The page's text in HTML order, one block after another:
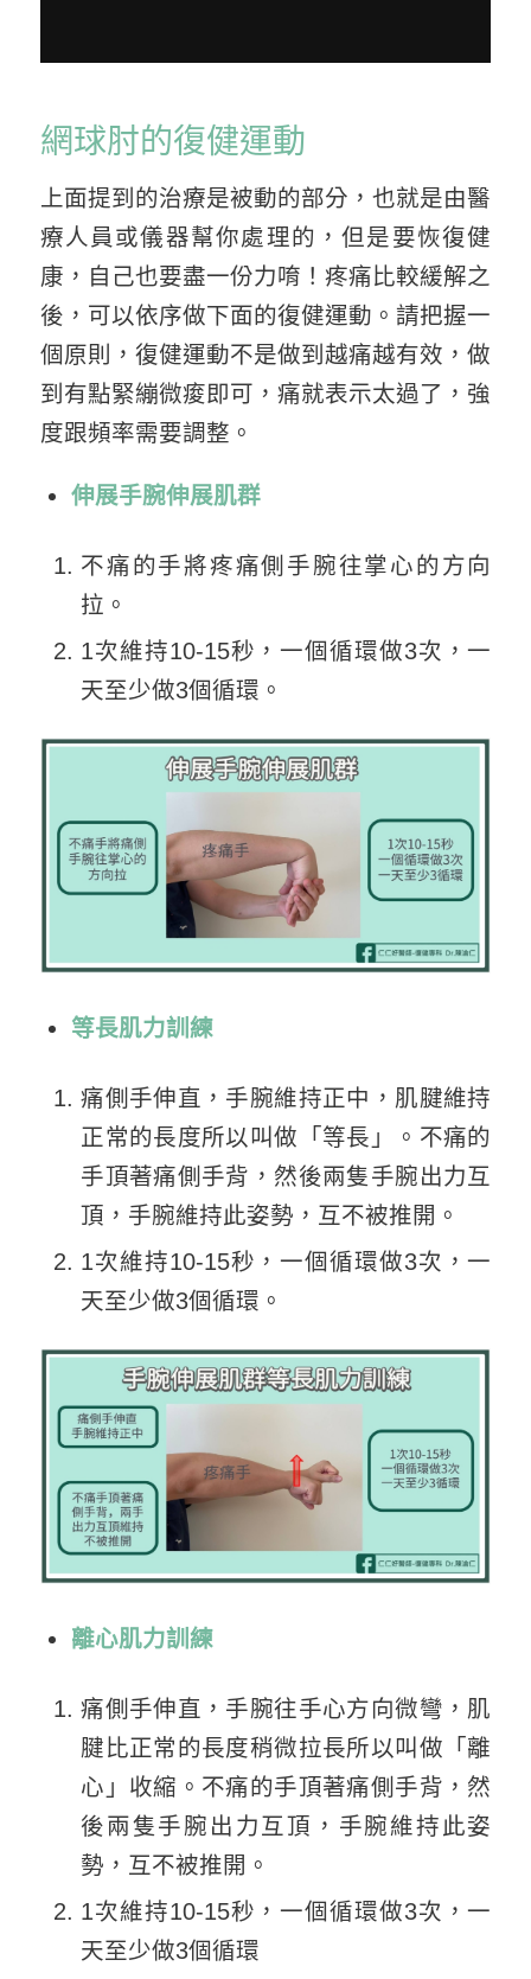
網球肘的復健運動
上面提到的治療是被動的部分，也就是由醫
療人員或儀器幫你處理的，但是要恢復健
康，自己也要盡一份力唷！疼痛比較緩解之
後，可以依序做下面的復健運動。請把握一
個原則，復健運動不是做到越痛越有效，做
到有點緊繃微痠即可，痛就表示太過了，強
度跟頻率需要調整。
伸展手腕伸展肌群
不痛的手將疼痛側手腕往掌心的方向
拉。
1次維持10-15秒，一個循環做3次，一
天至少做3個循環。
等長肌力訓練
痛側手伸直，手腕維持正中，肌腱維持
正常的長度所以叫做「等長」。不痛的
手頂著痛側手背，然後兩隻手腕出力互
頂，手腕維持此姿勢，互不被推開。
1次維持10-15秒，一個循環做3次，一
天至少做3個循環。
離心肌力訓練
痛側手伸直，手腕往手心方向微彎，肌
腱比正常的長度稍微拉長所以叫做「離
心」收縮。不痛的手頂著痛側手背，然
後兩隻手腕出力互頂，手腕維持此姿
勢，互不被推開。
1次維持10-15秒，一個循環做3次，一
天至少做3個循環